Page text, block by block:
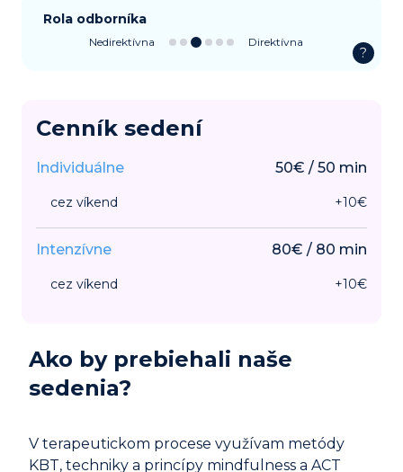
Rola odborníka
Nedirektívna Direktívna
?
Cenník sedení
Individuálne 50€ / 50 min
cez víkend +10€
Intenzívne 80€ / 80 min
cez víkend +10€
Ako by prebiehali naše
sedenia?
V terapeutickom procese využívam metódy
KBT, techniky a princípy mindfulness a ACT